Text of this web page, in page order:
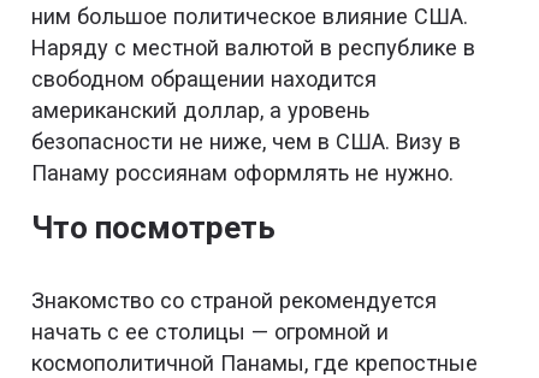
ним большое политическое влияние США.
Наряду с местной валютой в республике в
свободном обращении находится
американский доллар, а уровень
безопасности не ниже, чем в США. Визу в
Панаму россиянам оформлять не нужно.
Что посмотреть
Знакомство со страной рекомендуется
начать с ее столицы — огромной и
космополитичной Панамы, где крепостные